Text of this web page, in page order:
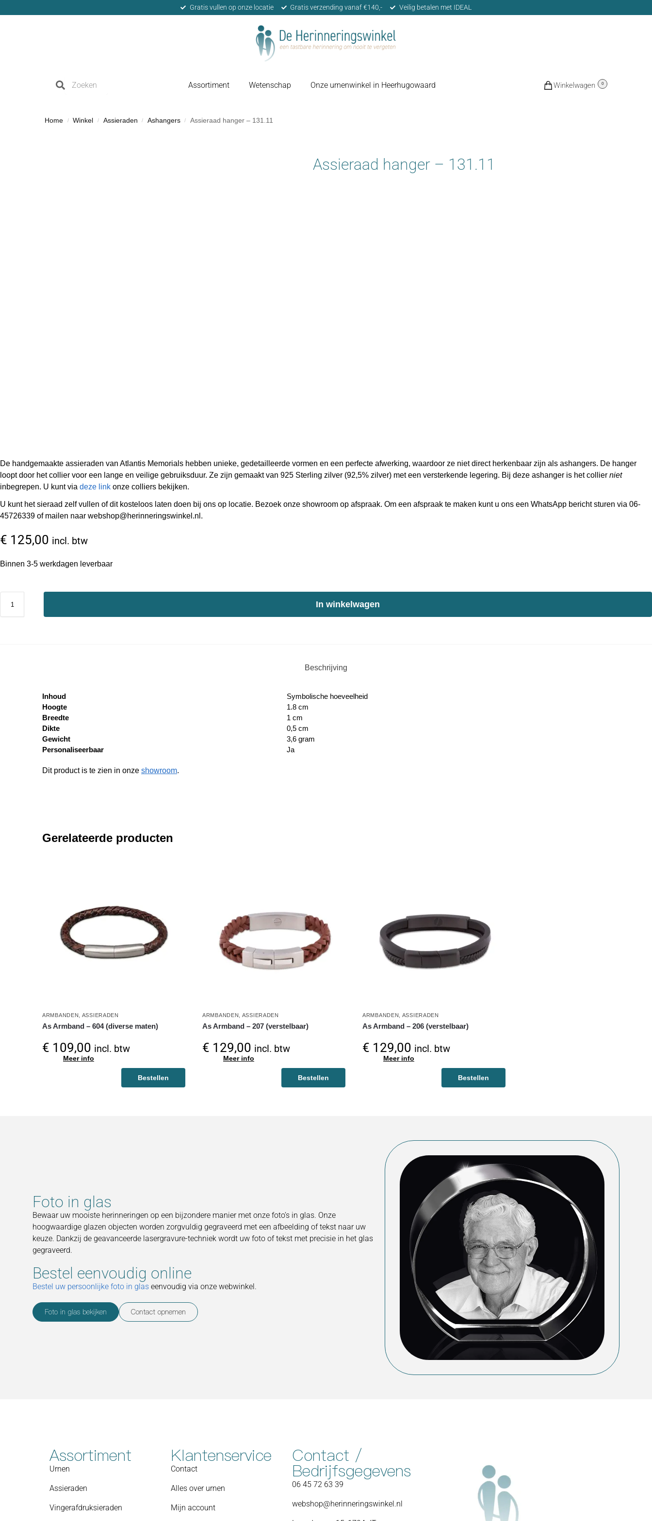
Gratis vullen op onze locatie Gratis verzending vanaf €140,- Veilig betalen met IDEAL
Assortiment Wetenschap Onze urnenwinkel in Heerhugowaard 0
Home / Winkel / Assieraden / Ashangers / Assieraad hanger – 131.11
Assieraad hanger – 131.11
De handgemaakte assieraden van Atlantis Memorials hebben unieke, gedetailleerde vormen en een perfecte afwerking, waardoor ze niet direct herkenbaar zijn als ashangers. De hanger
loopt door het collier voor een lange en veilige gebruiksduur. Ze zijn gemaakt van 925 Sterling zilver (92,5% zilver) met een versterkende legering. Bij deze ashanger is het collier niet
inbegrepen. U kunt via deze link onze colliers bekijken.
U kunt het sieraad zelf vullen of dit kosteloos laten doen bij ons op locatie. Bezoek onze showroom op afspraak. Om een afspraak te maken kunt u ons een WhatsApp bericht sturen via 06-
45726339 of mailen naar webshop@herinneringswinkel.nl.
€ 125,00 incl. btw
Binnen 3-5 werkdagen leverbaar
In winkelwagen
Beschrijving
Inhoud
Symbolische hoeveelheid
Hoogte
1.8 cm
Breedte
1 cm
Dikte
0,5 cm
Gewicht
3,6 gram
Personaliseerbaar
Ja
Dit product is te zien in onzeshowroom.
Gerelateerde producten
ARMBANDEN ASSIERADEN
As Armband – 604 (diverse maten)
€ 109,00 incl. btw
Meer info
Bestellen
ARMBANDEN ASSIERADEN
As Armband – 207 (verstelbaar)
€ 129,00 incl. btw
Meer info
Bestellen
ARMBANDEN ASSIERADEN
As Armband – 206 (verstelbaar)
€ 129,00 incl. btw
Meer info
Bestellen
Foto in glas
Bewaar uw mooiste herinneringen op een bijzondere manier met onze foto’s in glas. Onze
hoogwaardige glazen objecten worden zorgvuldig gegraveerd met een afbeelding of tekst naar uw
keuze. Dankzij de geavanceerde lasergravure-techniek wordt uw foto of tekst met precisie in het glas
gegraveerd.
Bestel eenvoudig online
Bestel uw persoonlijke foto in glas eenvoudig via onze webwinkel.
Foto in glas bekijken Contact opnemen
Assortiment
Urnen
Assieraden
Vingerafdruksieraden
Klantenservice
Contact
Alles over urnen
Mijn account
Contact /
Bedrijfsgegevens
06 45 72 63 39
webshop@herinneringswinkel.nl